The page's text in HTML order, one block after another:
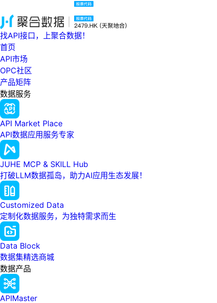
找API接口，上聚合数据！
首页
API市场
OPC社区
产品矩阵
数据服务
API Market Place
API数据应用服务专家
JUHE MCP & SKILL Hub
打破LLM数据孤岛，助力AI应用生态发展！
Customized Data
定制化数据服务，为独特需求而生
Data Block
数据集精选商城
数据产品
APIMaster